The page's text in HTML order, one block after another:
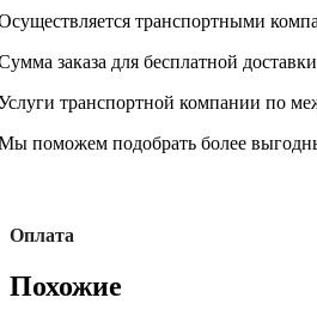
транспортными
заказа для бесплатной
транспортной компании по
поможем подобрать более
Оплата
Похожие